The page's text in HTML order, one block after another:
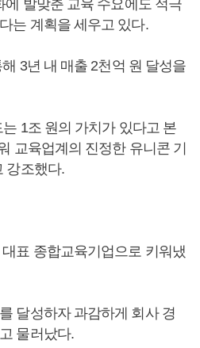
에 발맞춘 교육 수요에도 적극
는 계획을 세우고 있다.
3년 내 매출 2천억 원 달성을
는 1조 원의 가치가 있다고 본
교육업계의 진정한 유니콘 기
강조했다.
표 종합교육기업으로 키워냈
달성하자 과감하게 회사 경
물러났다.